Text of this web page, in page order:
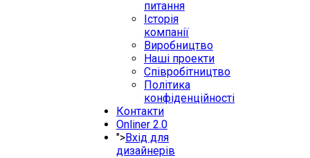
питання
Історія
компанії
Виробництво
Наші проекти
Співробітництво
Політика
конфіденційності
Контакти
Onliner 2.0
">Вхід для
дизайнерів